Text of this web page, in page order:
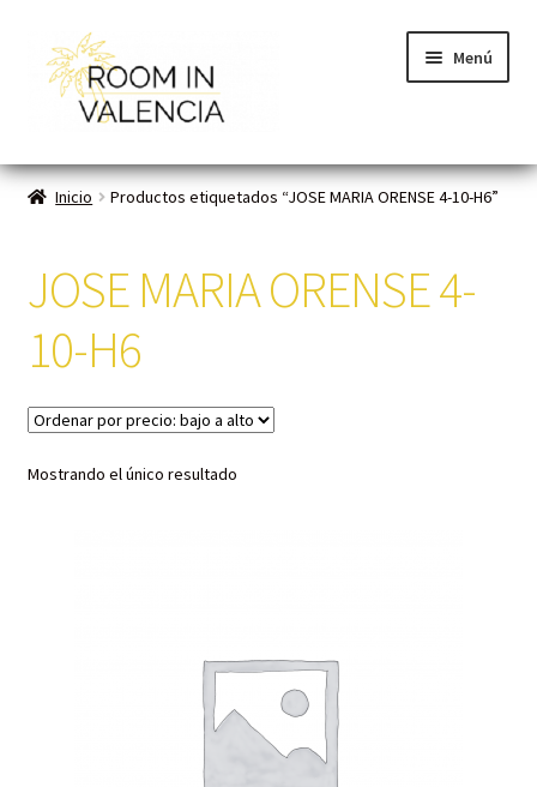
Menú
Inicio
Cómo funciona
Contacto
Planes VLC
Mi cuenta
Inicio Productos etiquetados “JOSE MARIA ORENSE 4-10-H6”
JOSE MARIA ORENSE 4-
10-H6
Mostrando el único resultado